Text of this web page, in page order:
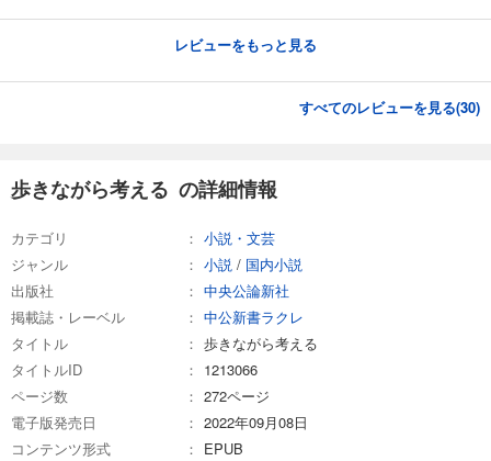
レビューをもっと見る
すべてのレビューを見る(30)
歩きながら考える の詳細情報
カテゴリ
小説・文芸
ジャンル
小説 / 国内小説
出版社
中央公論新社
掲載誌・レーベル
中公新書ラクレ
タイトル
歩きながら考える
タイトルID
1213066
ページ数
272ページ
電子版発売日
2022年09月08日
コンテンツ形式
EPUB